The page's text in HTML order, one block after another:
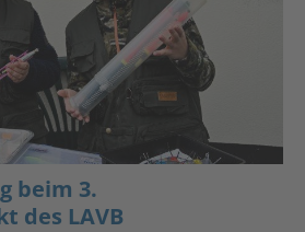
beim 3.
des LAVB